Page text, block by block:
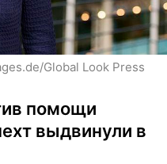
Global Look Press
помощи
выдвинули в